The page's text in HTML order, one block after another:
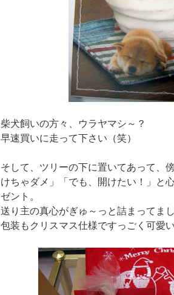
柴犬飼いの方々、ウラヤマシ～？
早速買いに走って下さい（笑）
そして、ツリーの下に置いてあって、
けちゃダメ」「でも、開けたい！」と
ゼント。
送り主の真心がぎゅ～っと詰まってまし
包装もクリスマス仕様ですっごく可愛